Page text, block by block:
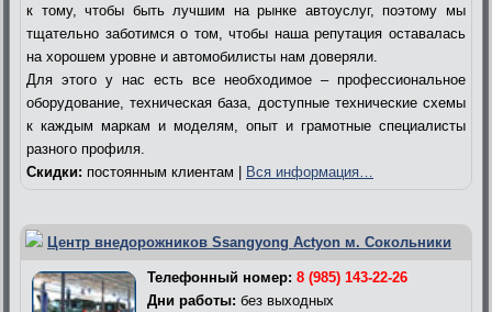
к тому, чтобы быть лучшим на рынке автоуслуг, поэтому мы
тщательно заботимся о том, чтобы наша репутация оставалась
на хорошем уровне и автомобилисты нам доверяли.
Для этого у нас есть все необходимое – профессиональное
оборудование, техническая база, доступные технические схемы
к каждым маркам и моделям, опыт и грамотные специалисты
разного профиля.
Скидки: постоянным клиентам | Вся информация…
Центр внедорожников Ssangyong Actyon м. Сокольники
Телефонный номер: 8 (985) 143-22-26
Дни работы: без выходных